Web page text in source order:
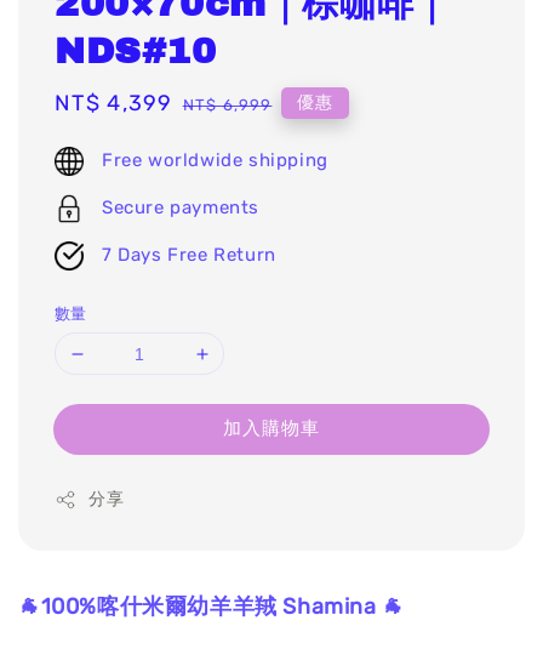
NDS#10
Sale
NT$ 4,399 Regular
NT$ 6,999 優惠
Free worldwide shipping
Secure payments
7 Days Free Return
數量
加入購物車
分享
🐐100%喀什米爾幼羊羊羢 Shamina 🐐